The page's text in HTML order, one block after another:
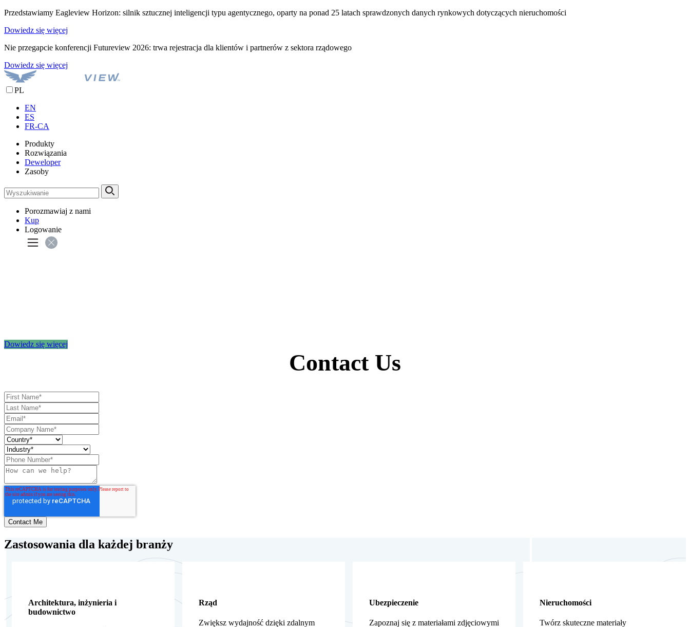
Przedstawiamy Eagleview Horizon: silnik sztucznej inteligencji typu agentycznego, oparty na ponad 25 latach sprawdzonych danych rynkowych dotyczących nieruchomości
Dowiedz się więcej
Nie przegapcie konferencji Futureview 2026: trwa rejestracja dla klientów i partnerów z sektora rządowego
Dowiedz się więcej
PL
EN
ES
FR-CA
Produkty
Rozwiązania
Deweloper
Zasoby
Wyszukiwanie
Porozmawiaj z nami
Kup
Logowanie
Dowiedz się więcej
Contact Us
Zastosowania dla każdej branży
Architektura, inżynieria i
budownictwo
Rząd
Zwiększ wydajność dzięki zdalnym
Ubezpieczenie
Zapoznaj się z materiałami zdjęciowymi
Nieruchomości
Twórz skuteczne materiały